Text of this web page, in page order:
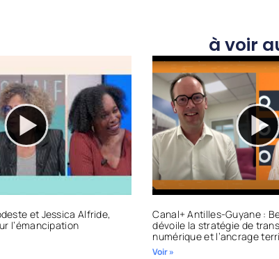
à voir
et Jessica Alfride,
l’émancipation
Canal+ Antilles-Guyane :
dévoile la stratégie de
numérique et l’ancrage
Voir »